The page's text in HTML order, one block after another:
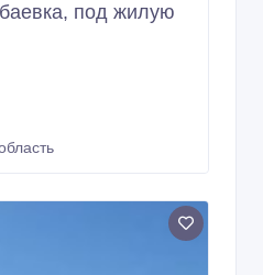
под жилую